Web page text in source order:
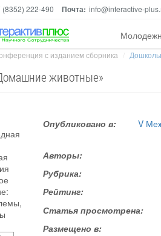
(8352) 222-490 Почта: info@interactive-
с изданием сборника
животные»
Опубликовано в:
V
Авторы:
Рубрика:
Рейтинг:
Статья просмотрена:
Размещено в: